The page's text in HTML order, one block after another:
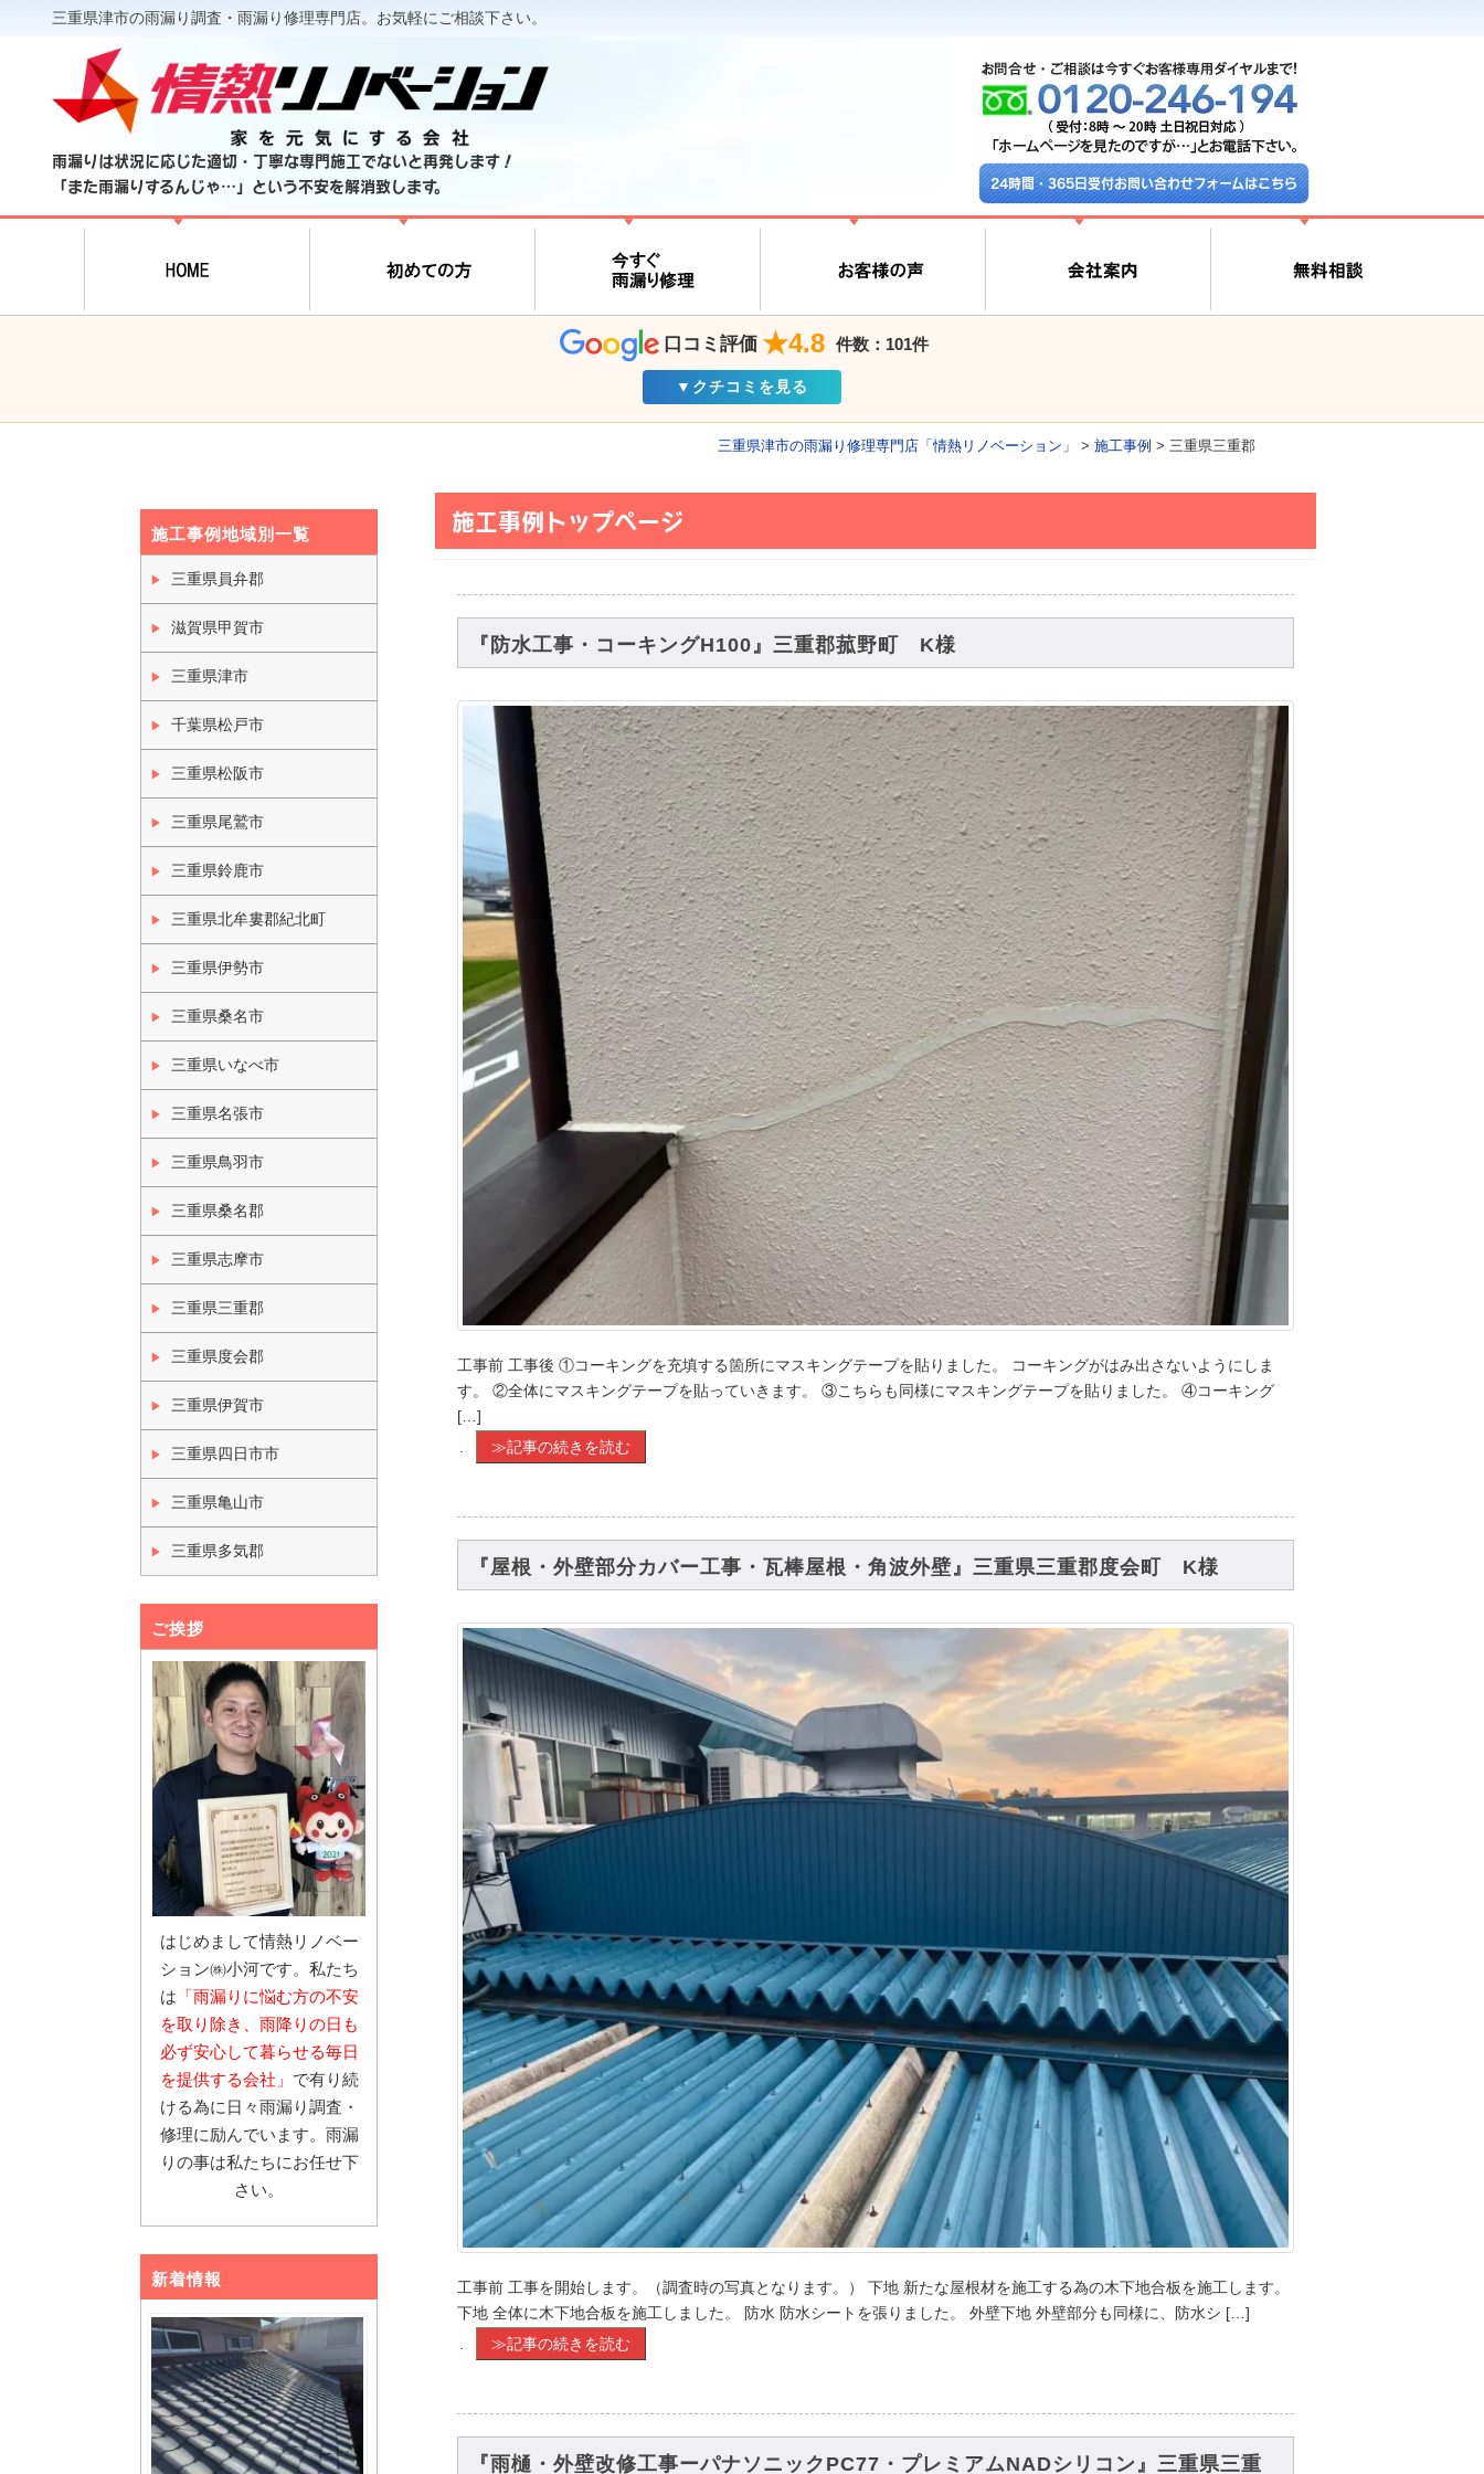
三重県津市の雨漏り調査・雨漏り修理専門店。お気軽にご相談下さい。
雨漏りは状況に応じた適切・丁寧な専門施工でないと再発します！
「また雨漏りするんじゃ…」という不安を解消致します。
24時間・365日受付お問い合わせフォームはこちら
口コミ評価 ★4.8 件数：101件
▼クチコミを見る
三重県津市の雨漏り修理専門店「情熱リノベーション」 > 施工事例 > 三重県三重郡
施工事例トップページ
『防水工事・コーキングH100』三重郡菰野町 K様
工事前 工事後 ①コーキングを充填する箇所にマスキングテープを貼りました。 コーキングがはみ出さないようにしま
す。 ②全体にマスキングテープを貼っていきます。 ③こちらも同様にマスキングテープを貼りました。 ④コーキング
[…]
≫記事の続きを読む
『屋根・外壁部分カバー工事・瓦棒屋根・角波外壁』三重県三重郡度会町 K様
工事前 工事を開始します。（調査時の写真となります。） 下地 新たな屋根材を施工する為の木下地合板を施工します。
下地 全体に木下地合板を施工しました。 防水 防水シートを張りました。 外壁下地 外壁部分も同様に、防水シ […]
≫記事の続きを読む
『雨樋・外壁改修工事ーパナソニックPC77・プレミアムNADシリコン』三重県三重
施工事例地域別一覧
三重県員弁郡
滋賀県甲賀市
三重県津市
千葉県松戸市
三重県松阪市
三重県尾鷲市
三重県鈴鹿市
三重県北牟婁郡紀北町
三重県伊勢市
三重県桑名市
三重県いなべ市
三重県名張市
三重県鳥羽市
三重県桑名郡
三重県志摩市
三重県三重郡
三重県度会郡
三重県伊賀市
三重県四日市市
三重県亀山市
三重県多気郡
ご挨拶
はじめまして情熱リノベー
ション㈱小河です。私たち
は 「雨漏りに悩む方の不安
を取り除き、雨降りの日も
必ず安心して暮らせる毎日
を提供する会社」 で有り続
ける為に日々雨漏り調査・
修理に励んでいます。雨漏
りの事は私たちにお任せ下
さい。
新着情報